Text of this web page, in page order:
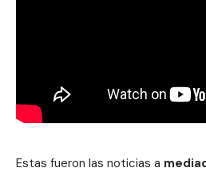
Estas fueron las noticias a